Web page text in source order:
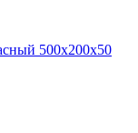
500х200х50